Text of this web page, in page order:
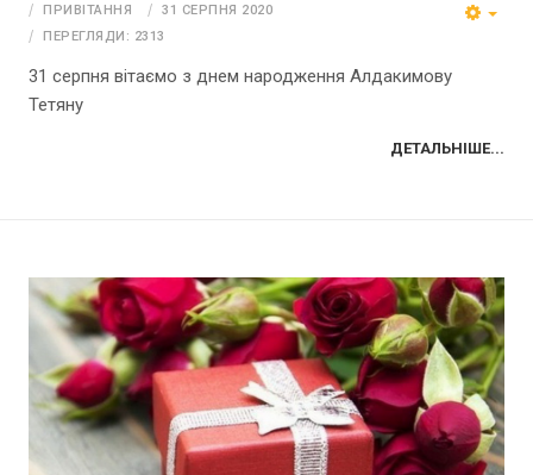
ПРИВІТАННЯ
31 СЕРПНЯ 2020
ПЕРЕГЛЯДИ: 2313
31 серпня вітаємо з днем народження Алдакимову
Тетяну
ДЕТАЛЬНІШЕ...